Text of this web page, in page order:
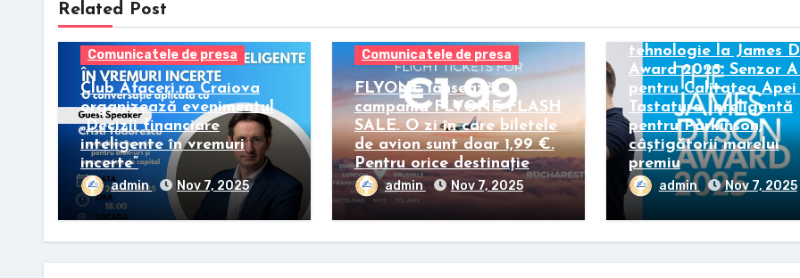
Related Post
Comunicatele de presa
Club Afaceri.ro Craiova
organizează evenimentul
„Decizii financiare
inteligente în vremuri
incerte”
admin Nov 7, 2025
Comunicatele de presa
FLYONE lansează
campania FLYONE FLASH
SALE. O zi în care biletele
de avion sunt doar 1,99 €.
Pentru orice destinație
admin Nov 7, 2025
Inovații globale în
tehnologie la James
Award 2025: Senzor AI
pentru Calitatea Apei
Tastatura Inteligentă
pentru Parkinson,
câștigătorii marelui
premiu
admin Nov 7, 2025